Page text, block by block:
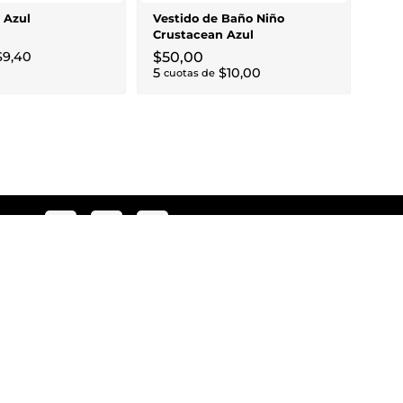
Azul
9,40
Vestido de Baño Niño
Crustacean Azul
$50,00
5 cuotas de $10,00